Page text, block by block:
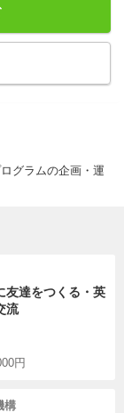
グラムの企画・運
友達をつくる・英
流
円
構